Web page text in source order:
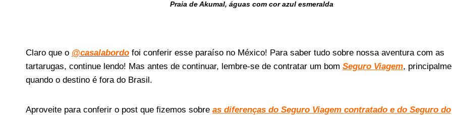
Praia de Akumal, águas com cor azul esmeralda
Claro que o @casalabordo foi conferir esse paraíso no México! Para saber tudo sobre nossa aventura com as
tartarugas, continue lendo! Mas antes de continuar, lembre-se de contratar um bom Seguro Viagem,
quando o destino é fora do Brasil.
Aproveite para conferir o post que fizemos sobre as diferenças do Seguro Viagem contratado e do Seguro do